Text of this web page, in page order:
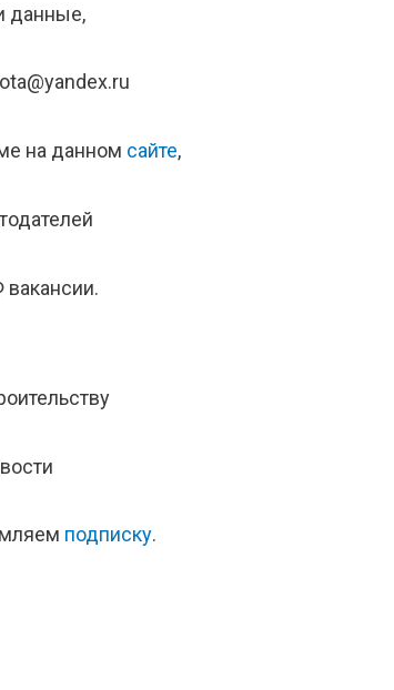
данные,
на данном сайте,
подписку.